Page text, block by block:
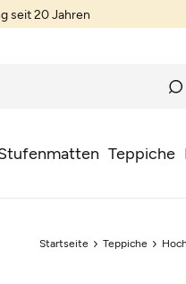
seit 20 Jahren
Teppiche
Startseite Teppiche